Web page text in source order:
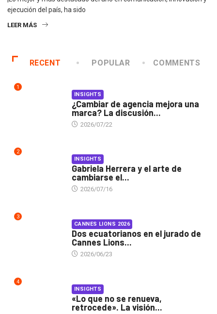
ejecución del país, ha sido
LEER MÁS
RECENT POPULAR COMMENTS
1
INSIGHTS
¿Cambiar de agencia mejora una
marca? La discusión...
2026/07/22
2
INSIGHTS
Gabriela Herrera y el arte de
cambiarse el...
2026/07/16
3
CANNES LIONS 2026
Dos ecuatorianos en el jurado de
Cannes Lions...
2026/06/23
4
INSIGHTS
«Lo que no se renueva,
retrocede». La visión...